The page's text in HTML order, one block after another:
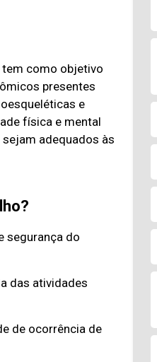
tem como objetivo
presentes
e
física e mental
adequados às
segurança do
das atividades
de ocorrência de